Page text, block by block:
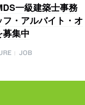
一級建築士事務
・アルバイト・オ
募集中
JOB